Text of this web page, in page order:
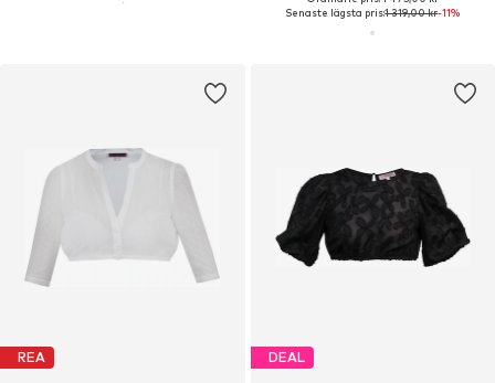
Senaste lägsta pris:1 319,00 kr-11%
REA DEAL